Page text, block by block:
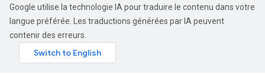
Google utilise la technologie IA pour traduire le contenu dans votre
langue préférée. Les traductions générées par IA peuvent
contenir des erreurs.